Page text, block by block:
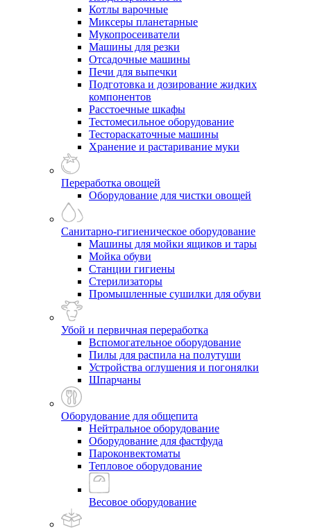
Котлы варочные
Миксеры планетарные
Мукопросеиватели
Машины для резки
Отсадочные машины
Печи для выпечки
Подготовка и дозирование жидких
компонентов
Расстоечные шкафы
Тестомесильное оборудование
Тестораскаточные машины
Хранение и растаривание муки
Переработка овощей
Оборудование для чистки овощей
Санитарно-гигиеническое оборудование
Машины для мойки ящиков и тары
Мойка обуви
Станции гигиены
Стерилизаторы
Промышленные сушилки для обуви
Убой и первичная переработка
Вспомогательное оборудование
Пилы для распила на полутуши
Устройства оглушения и погонялки
Шпарчаны
Оборудование для общепита
Нейтральное оборудование
Оборудование для фастфуда
Пароконвектоматы
Тепловое оборудование
Весовое оборудование